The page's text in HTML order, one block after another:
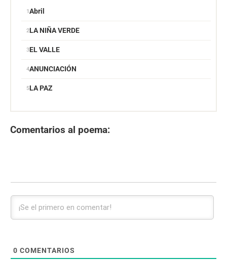
Abril
LA NIÑA VERDE
EL VALLE
ANUNCIACIÓN
LA PAZ
Comentarios al poema:
0 COMENTARIOS